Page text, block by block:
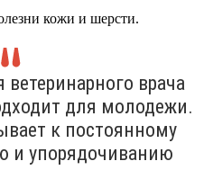
кожи и шерсти.
ветеринарного врача
для молодежи.
к постоянному
и упорядочиванию